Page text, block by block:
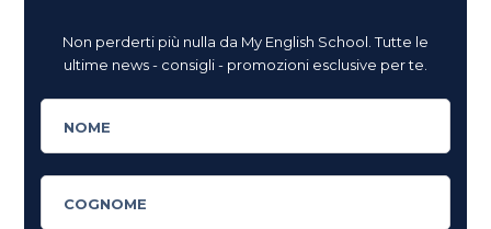
Non perderti più nulla da My English School. Tutte le
ultime news - consigli - promozioni esclusive per te.